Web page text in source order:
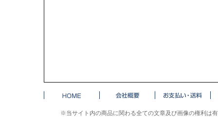
※当サイト内の商品に関わる全ての文章及び画像の権利は